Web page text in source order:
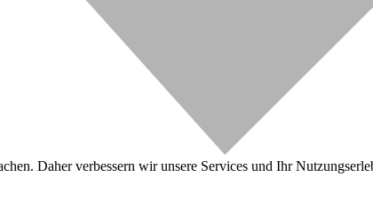
Daher verbessern wir unsere Services und Ihr